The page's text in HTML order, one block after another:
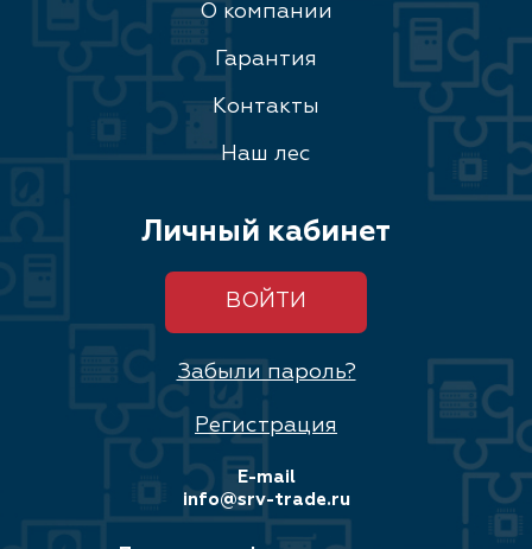
О компании
Гарантия
Контакты
Наш лес
Личный кабинет
ВОЙТИ
Забыли пароль?
Регистрация
E-mail
info@srv-trade.ru